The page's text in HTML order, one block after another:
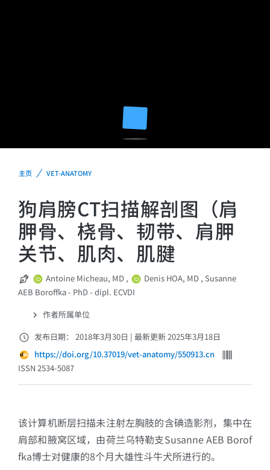
主页 VET-ANATOMY
狗肩膀CT扫描解剖图（肩
胛骨、桡骨、韧带、肩胛
关节、肌肉、肌腱
Antoine Micheau, MD , Denis HOA, MD , Susanne
AEB Boroffka - PhD - dipl. ECVDI
作者所属单位
发布日期： 2018年3月30日 | 最新更新 2025年3月18日
https://doi.org/10.37019/vet-anatomy/550913.cn
ISSN 2534-5087
该计算机断层扫描未注射左胸肢的含碘造影剂，集中在
肩部和腋窝区域，由荷兰乌特勒支Susanne AEB Borof
fka博士对健康的8个月大雄性斗牛犬所进行的。